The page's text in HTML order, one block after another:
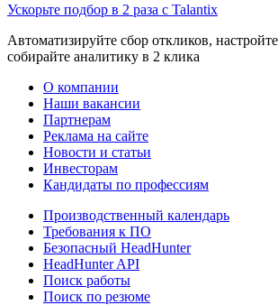
Ускорьте подбор в 2 раза с Talantix
Автоматизируйте сбор откликов,
собирайте аналитику в 2 клика
О компании
Наши вакансии
Партнерам
Реклама на сайте
Новости и статьи
Инвесторам
Кандидаты по профессиям
Производственный календарь
Требования к ПО
Безопасный HeadHunter
HeadHunter API
Поиск работы
Поиск по резюме